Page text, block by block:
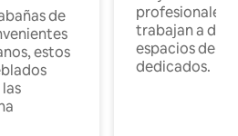
de
estos
profesionales
trabajan a
espacios de
dedicados.